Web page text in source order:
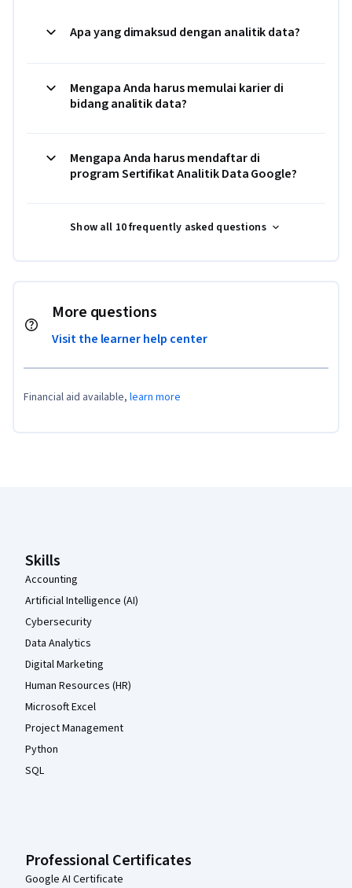
Apa yang dimaksud dengan analitik data?
Mengapa Anda harus memulai karier di
bidang analitik data?
Mengapa Anda harus mendaftar di
program Sertifikat Analitik Data Google?
Show all 10 frequently asked questions
More questions
Visit the learner help center
Financial aid available, learn more
Skills
Accounting
Artificial Intelligence (AI)
Cybersecurity
Data Analytics
Digital Marketing
Human Resources (HR)
Microsoft Excel
Project Management
Python
SQL
Professional Certificates
Google AI Certificate